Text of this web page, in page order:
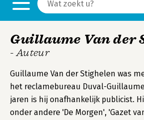
Guillaume Van der
- Auteur
Guillaume Van der Stighelen was
het reclamebureau Duval-
jaren is hij onafhankelijk publicist.
onder andere 'De Morgen', 'Gazet